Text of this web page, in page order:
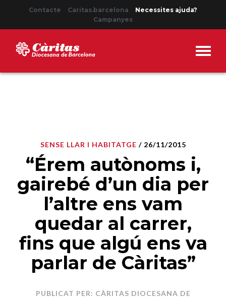
Contacte Caritas.barcelona
Necessites ajuda?
Campanyes
SENSE LLAR I HABITATGE / 26/11/2015
“Érem autònoms i,
gairebé d’un dia per
l’altre ens vam
quedar al carrer,
fins que algú ens va
parlar de Càritas”
PUBLICAT PER: CÀRITAS DIOCESANA DE